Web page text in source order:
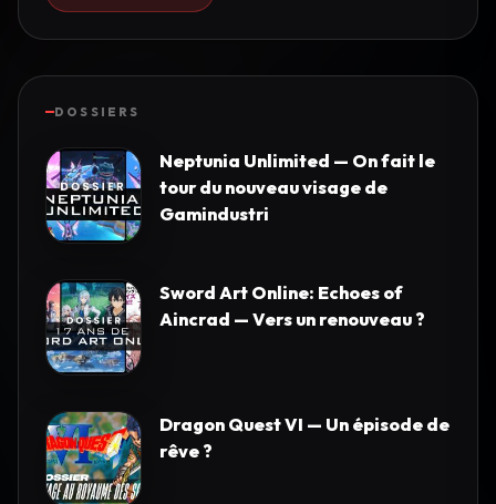
DOSSIERS
Neptunia Unlimited — On fait le
tour du nouveau visage de
Gamindustri
Sword Art Online: Echoes of
Aincrad — Vers un renouveau ?
Dragon Quest VI — Un épisode de
rêve ?